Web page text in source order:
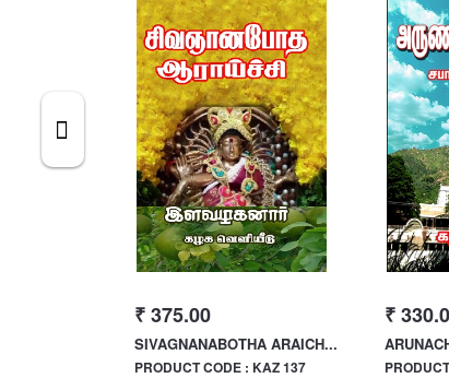
₹ 375.00
SIVAGNANABOTHA ARAICH...
PRODUCT CODE : KAZ 137
₹